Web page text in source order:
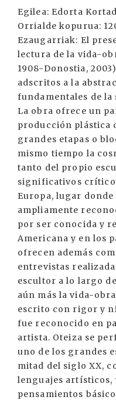
Egilea: Edorta
Orrialde kopurua:
Ezaugarriak: El
lectura de la vida-
1908-Donostia,
adscritos a la
fundamentales de la
La obra ofrece un
producción plástica
grandes etapas o
mismo tiempo la
tanto del propio
significativos
Europa, lugar donde
ampliamente
por ser conocida y
Americana y en los
ofrecen además
entrevistas
escultor a lo largo
aún más la vida-
escrito con rigor y
fue reconocido en
artista. Oteiza se
uno de los grandes
mitad del siglo XX,
lenguajes artísticos,
pensamientos